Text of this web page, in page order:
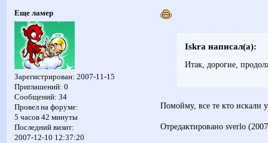
Еще ламер
Зарегистрирован: 2007-11-15
Приглашений: 0
Сообщений: 34
Провел на форуме:
5 часов 42 минуты
Последний визит:
2007-12-10 12:37:20
Iskra написал(а):
Итак, дорогие,
Помойму, все те кто искали
Отредактировано sverlo